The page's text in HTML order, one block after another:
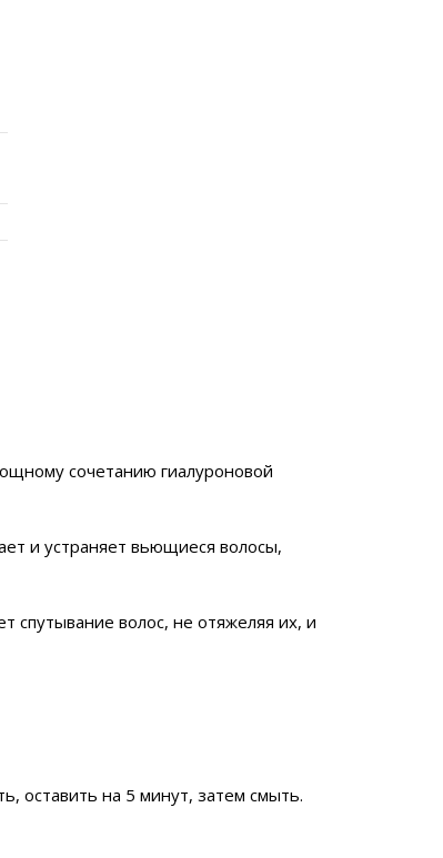
сочетанию гиалуроновой
и устраняет вьющиеся волосы,
волос, не отяжеляя их, и
на 5 минут, затем смыть.